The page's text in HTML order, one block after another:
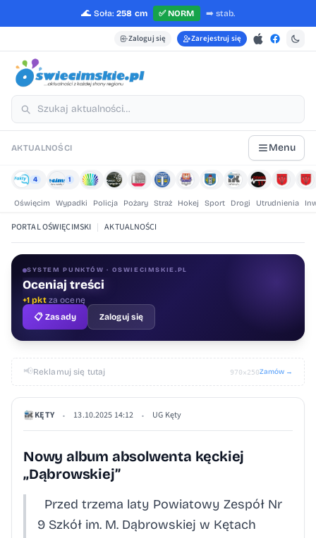
🌊 Soła: 258 cm ✅NORM ➡️ stab.
Zaloguj się Zarejestruj się
AKTUALNOŚCI Menu
4 1
Oświęcim Wypadki Policja Pożary Straż Hokej Sport Drogi Utrudnienia
PORTAL OŚWIĘCIMSKI | AKTUALNOŚCI
SYSTEM PUNKTÓW · OSWIECIMSKIE.PL
Oceniaj treści
+1 pktza ocenę
📋 Zasady
Zaloguj się
📢Reklamuj się tutaj 970×250Zamów →
KĘTY • 13.10.2025 14:12 • UG Kęty
Nowy album absolwenta kęckiej
„Dąbrowskiej”
Przed trzema laty Powiatowy Zespół Nr
9 Szkół im. M. Dąbrowskiej w Kętach